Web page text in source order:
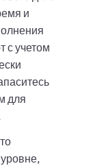
и
с учетом
для